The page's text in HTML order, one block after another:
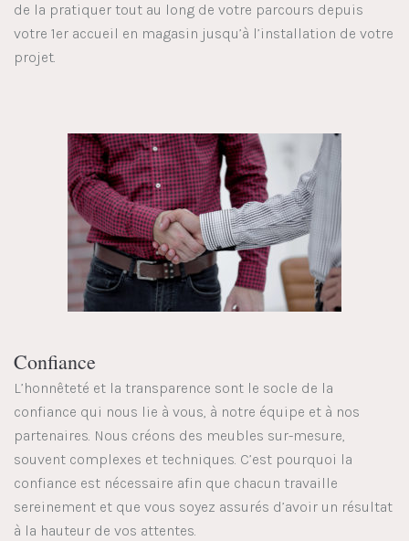
de la pratiquer tout au long de votre parcours depuis
votre 1er accueil en magasin jusqu’à l’installation de votre
projet.
Confiance
L’honnêteté et la transparence sont le socle de la
confiance qui nous lie à vous, à notre équipe et à nos
partenaires. Nous créons des meubles sur-mesure,
souvent complexes et techniques. C’est pourquoi la
confiance est nécessaire afin que chacun travaille
sereinement et que vous soyez assurés d’avoir un résultat
à la hauteur de vos attentes.